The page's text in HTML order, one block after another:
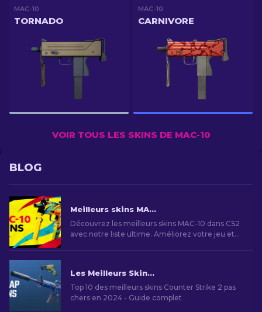
MAC-10
TORNADO
MAC-10
CARNIVORE
VOIR TOUS LES SKINS DE MAC-10
BLOG
Meilleurs skins MAC-10 dans CS2 : Liste classée [2026]
Découvrez les meilleurs skins MAC-10 dans CS2
avec notre liste ultime. Améliorez votre jeu et
Les Meilleurs Skins Bon Marché dans CS2 [2026]
Top 10 des meilleurs skins Counter Strike 2 pas
chers en 2024 - Guide complet